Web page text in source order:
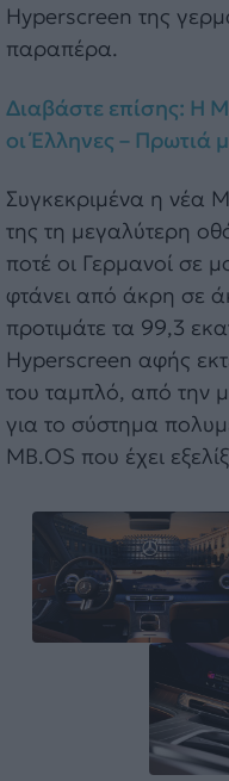
Hyperscreen της
παραπέρα.
Διαβάστε επίσης: Η
οι Έλληνες – Πρωτιά
Συγκεκριμένα η νέα
της τη μεγαλύτερη
ποτέ οι Γερμανοί σε
φτάνει από άκρη σε
προτιμάτε τα 99,3
Hyperscreen αφής
του ταμπλό, από την
για το σύστημα
MB.OS που έχει